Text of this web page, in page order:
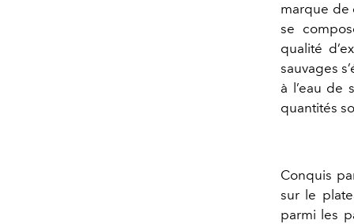
marque de
se
qualité
sauvages
à l’eau de
quantités
Conquis
sur le
parmi les